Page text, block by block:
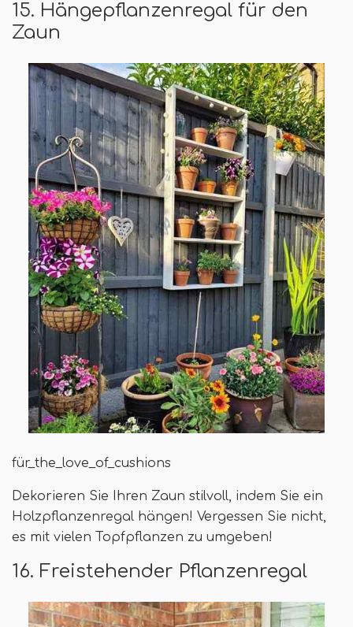
15. Hängepflanzenregal für den
Zaun
für_the_love_of_cushions
Dekorieren Sie Ihren Zaun stilvoll, indem Sie ein
Holzpflanzenregal hängen! Vergessen Sie nicht,
es mit vielen Topfpflanzen zu umgeben!
16. Freistehender Pflanzenregal